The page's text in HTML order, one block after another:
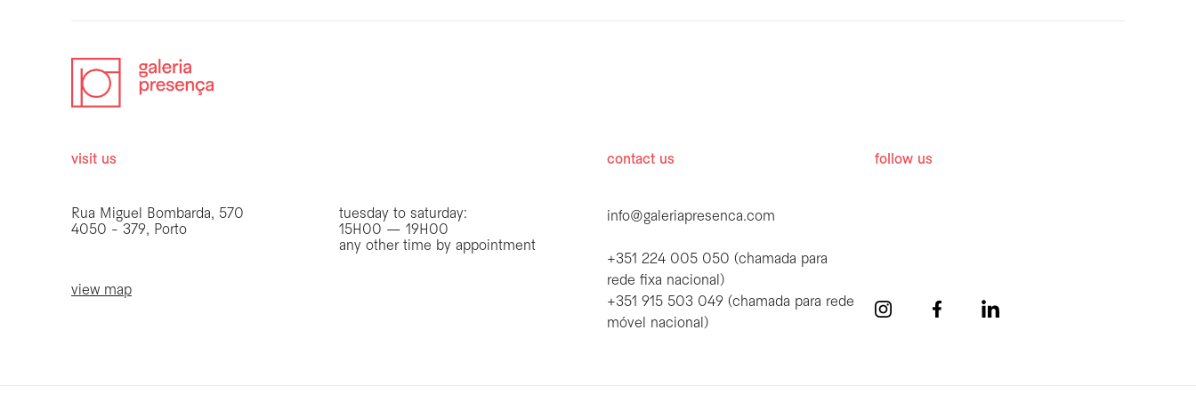
visit us
Rua Miguel Bombarda, 570
4050 - 379, Porto
view map
tuesday to saturday:
15H00 — 19H00
any other time by appointment
contact us
info@galeriapresenca.com
+351 224 005 050 (chamada para
rede fixa nacional)
+351 915 503 049 (chamada para rede
móvel nacional)
follow us
first name